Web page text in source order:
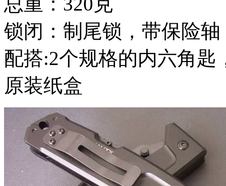
锁闭：制尾锁，带保险
配搭:2个规格的内六角匙
原装纸盒